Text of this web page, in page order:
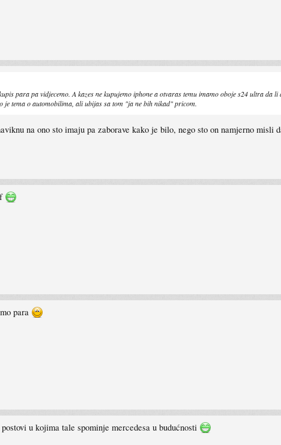
para pa vidjecemo. A kazes ne kupujemo iphone a otvaras temu imamo oboje s24 ultra
je tema o automobilima, ali ubijas sa tom "ja ne bih nikad" pricom.
na ono sto imaju pa zaborave kako je bilo, nego sto on namjerno misli
para
u kojima tale spominje mercedesa u budućnosti